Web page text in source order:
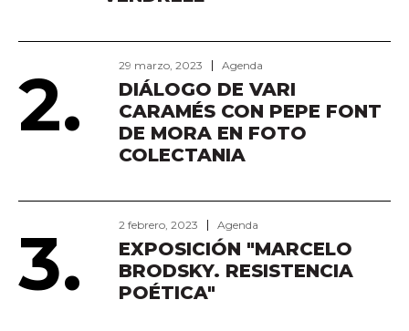
2. 29 marzo, 2023 Agenda
DIÁLOGO DE VARI
CARAMÉS CON PEPE FONT
DE MORA EN FOTO
COLECTANIA
3. 2 febrero, 2023 Agenda
EXPOSICIÓN "MARCELO
BRODSKY. RESISTENCIA
POÉTICA"